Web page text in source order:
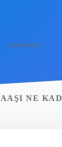
Hakkımızda
NE